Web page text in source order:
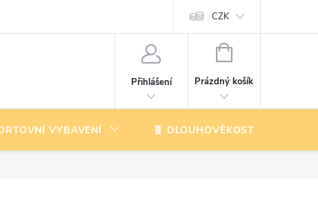
CZK
Přihlášení
NÁKUPNÍ
Prázdný košík
VYBAVENÍ 🧬 DLOUHOVĚKOST